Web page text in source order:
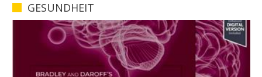
GESUNDHEIT